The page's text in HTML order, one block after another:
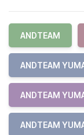
ANDTEAM
ANDTEAM
ANDTEAM
ANDTEAM